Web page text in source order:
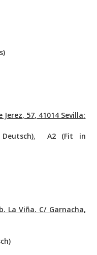
Jerez, 57, 41014 Sevilla:
, A2 (Fit in
La Viña. C/ Garnacha,